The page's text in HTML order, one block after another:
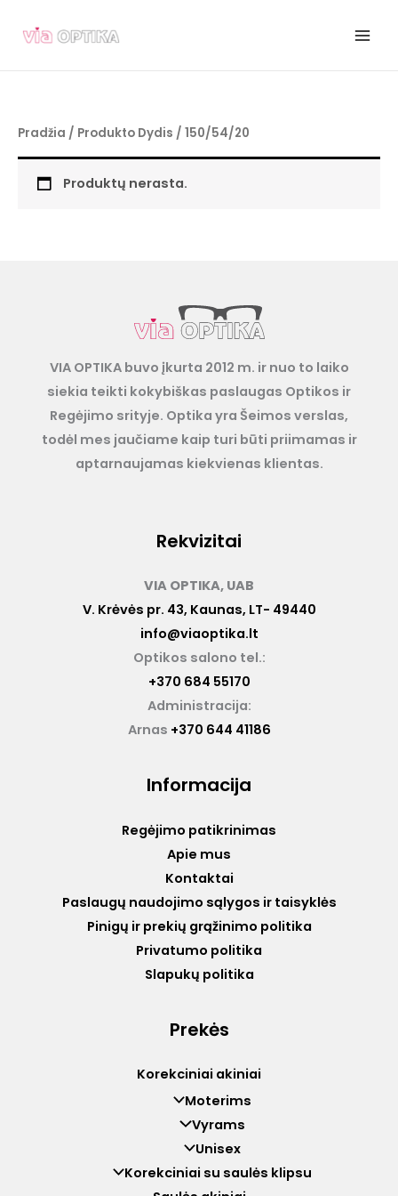
prie
Pradžia / Produkto Dydis / 150/54/20
Produktų nerasta.
VIA OPTIKA buvo įkurta 2012 m. ir nuo to laiko
siekia teikti kokybiškas paslaugas Optikos ir
Regėjimo srityje. Optika yra Šeimos verslas,
todėl mes jaučiame kaip turi būti priimamas ir
aptarnaujamas kiekvienas klientas.
Rekvizitai
VIA OPTIKA, UAB
V. Krėvės pr. 43, Kaunas, LT- 49440
info@viaoptika.lt
Optikos salono tel.:
+370 684 55170
Administracija:
Arnas +370 644 41186
Informacija
Regėjimo patikrinimas
Apie mus
Kontaktai
Paslaugų naudojimo sąlygos ir taisyklės
Pinigų ir prekių grąžinimo politika
Privatumo politika
Slapukų politika
Prekės
Korekciniai akiniai
Moterims
Vyrams
Unisex
Korekciniai su saulės klipsu